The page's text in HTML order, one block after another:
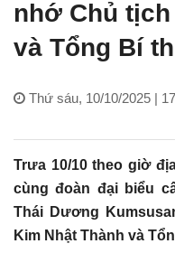
nhớ Chủ
và Tổng Bí
Thứ sáu, 10/10/2025 |
Trưa 10/10 theo giờ
cùng đoàn đại biểu
Thái Dương
Kim Nhật Thành và